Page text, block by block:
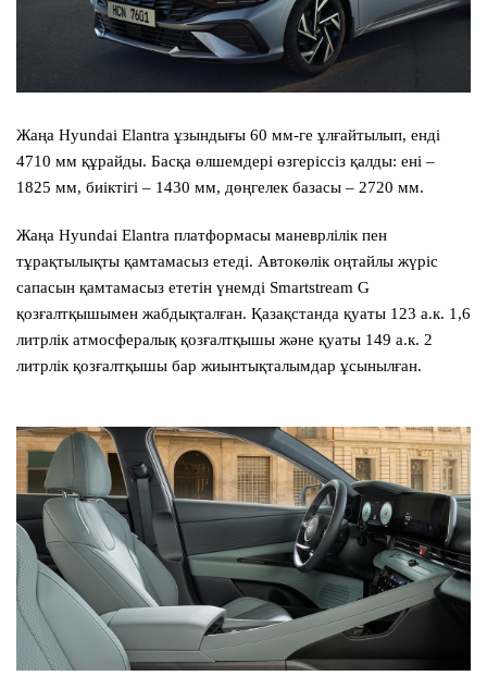
Жаңа Hyundai Elantra ұзындығы 60 мм-ге ұлғайтылып, енді
4710 мм құрайды. Басқа өлшемдері өзгеріссіз қалды: ені –
1825 мм, биіктігі – 1430 мм, дөңгелек базасы – 2720 мм.
Жаңа Hyundai Elantra платформасы маневрлілік пен
тұрақтылықты қамтамасыз етеді. Автокөлік оңтайлы жүріс
сапасын қамтамасыз ететін үнемді Smartstream G
қозғалтқышымен жабдықталған. Қазақстанда қуаты 123 а.к. 1,6
литрлік атмосфералық қозғалтқышы және қуаты 149 а.к. 2
литрлік қозғалтқышы бар жиынтықталымдар ұсынылған.